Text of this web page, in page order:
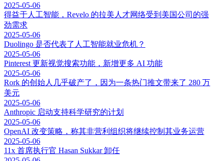
2025-05-06
得益于人工智能，Revelo 的拉美人才网络受到美国公司的强
劲需求
2025-05-06
Duolingo 是否代表了人工智能就业危机？
2025-05-06
Pinterest 更新视觉搜索功能，新增更多 AI 功能
2025-05-06
Rork 的创始人几乎破产了，因为一条热门推文带来了 280 万
美元
2025-05-06
Anthropic 启动支持科学研究的计划
2025-05-06
OpenAI 改变策略，称其非营利组织将继续控制其业务运营
2025-05-06
11x 首席执行官 Hasan Sukkar 卸任